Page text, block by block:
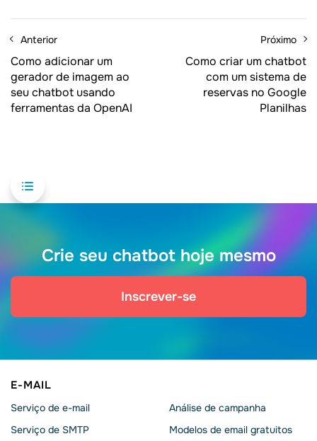
Anterior
Como adicionar um
gerador de imagem ao
seu chatbot usando
ferramentas da OpenAI
Próximo
Como criar um chatbot
com um sistema de
reservas no Google
Planilhas
Crie seu chatbot hoje mesmo
Inscrever-se
E-MAIL
Serviço de e-mail
Serviço de SMTP
Análise de campanha
Modelos de email gratuitos